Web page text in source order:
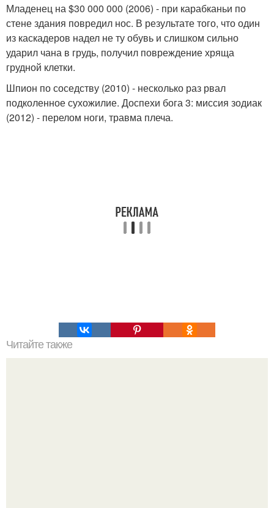
Младенец на $30 000 000 (2006) - при карабканьи по
стене здания повредил нос. В результате того, что один
из каскадеров надел не ту обувь и слишком сильно
ударил чана в грудь, получил повреждение хряща
грудной клетки.
Шпион по соседству (2010) - несколько раз рвал
подколенное сухожилие. Доспехи бога 3: миссия зодиак
(2012) - перелом ноги, травма плеча.
Читайте также